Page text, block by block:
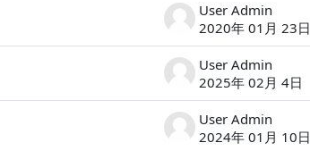
User Admin
2020年 01月 23日
User Admin
2025年 02月 4日
User Admin
2024年 01月 10日